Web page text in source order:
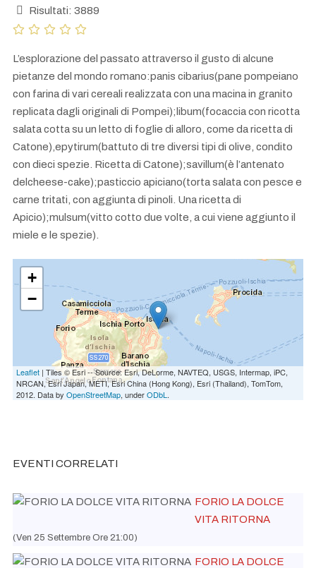
Risultati: 3889
L’esplorazione del passato attraverso il gusto di alcune
pietanze del mondo romano:panis cibarius(pane pompeiano
con farina di vari cereali realizzata con una macina in granito
replicata dagli originali di Pompei);libum(focaccia con ricotta
salata cotta su un letto di foglie di alloro, come da ricetta di
Catone),epytirum(battuto di tre diversi tipi di olive, condito
con dieci spezie. Ricetta di Catone);savillum(è l’antenato
delcheese-cake);pasticcio apiciano(torta salata con pesce e
carne tritati, con aggiunta di pinoli. Una ricetta di
Apicio);mulsum(vitto cotto due volte, a cui viene aggiunto il
miele e le spezie).
+
−
Leaflet | Tiles © Esri -- Source: Esri, DeLorme, NAVTEQ, USGS, Intermap, iPC,
NRCAN, Esri Japan, METI, Esri China (Hong Kong), Esri (Thailand), TomTom,
2012. Data by OpenStreetMap, underODbL .
EVENTI CORRELATI
FORIO LA DOLCE
VITA RITORNA
(Ven 25 Settembre Ore 21:00)
FORIO LA DOLCE